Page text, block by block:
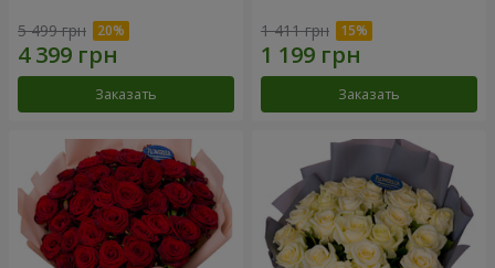
5 499 грн
Заказать
1 411 грн
Заказать